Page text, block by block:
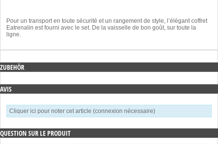
Pour un transport en toute sécurité et un rangement de style, l’élégant coffret
Eatrenalin est fourni avec le set. De la vaisselle de bon goût, sur toute la
ligne.
ZUBEHÖR
AVIS
Cliquer ici pour noter cet article (connexion nécessaire)
QUESTION SUR LE PRODUIT